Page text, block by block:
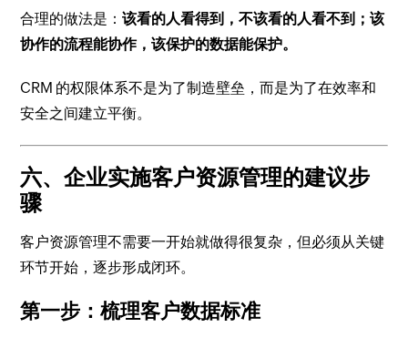
合理的做法是：该看的人看得到，不该看的人看不到；该
协作的流程能协作，该保护的数据能保护。
CRM 的权限体系不是为了制造壁垒，而是为了在效率和
安全之间建立平衡。
六、企业实施客户资源管理的建议步
骤
客户资源管理不需要一开始就做得很复杂，但必须从关键
环节开始，逐步形成闭环。
第一步：梳理客户数据标准